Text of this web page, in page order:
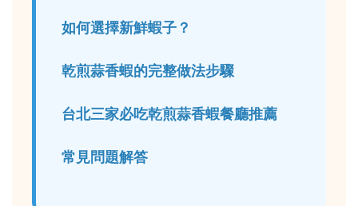
如何選擇新鮮蝦子？
乾煎蒜香蝦的完整做法步驟
台北三家必吃乾煎蒜香蝦餐廳推薦
常見問題解答